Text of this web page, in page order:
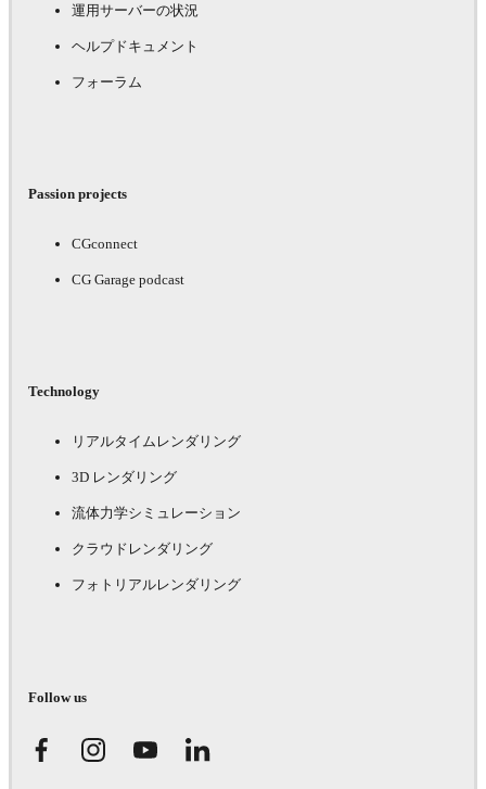
運用サーバーの状況
ヘルプドキュメント
フォーラム
Passion projects
CGconnect
CG Garage podcast
Technology
リアルタイムレンダリング
3D レンダリング
流体力学シミュレーション
クラウドレンダリング
フォトリアルレンダリング
Follow us